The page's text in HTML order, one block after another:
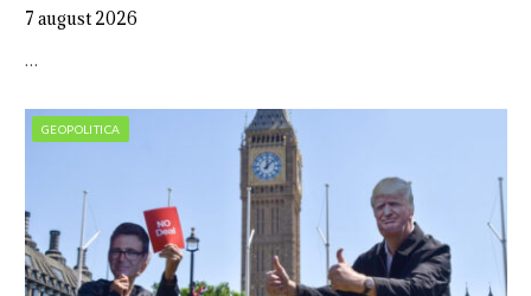
7 august 2026
…
GEOPOLITICA